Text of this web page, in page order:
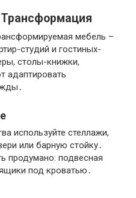
мебель –
студий и гостиных-
столы-книжки,
адаптировать
используйте стеллажи,
или барную стойку․
продумано: подвесная
под кроватью․